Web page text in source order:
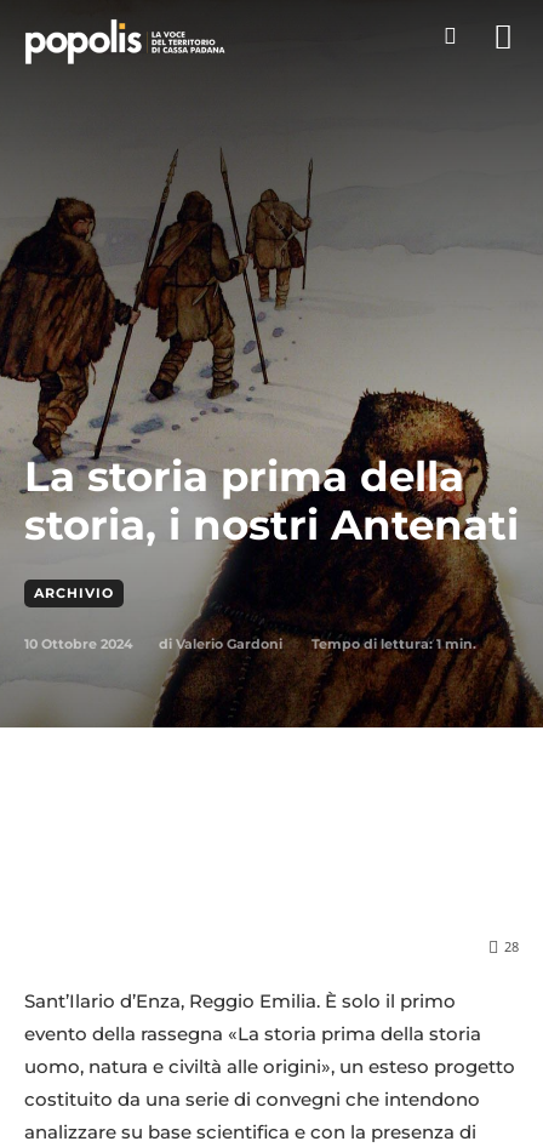
La storia prima della
storia, i nostri Antenati
ARCHIVIO
10 Ottobre 2024 di Valerio Gardoni Tempo di lettura:1min.
28
Sant’Ilario d’Enza, Reggio Emilia. È solo il primo
evento della rassegna «La storia prima della storia
uomo, natura e civiltà alle origini», un esteso progetto
costituito da una serie di convegni che intendono
analizzare su base scientifica e con la presenza di